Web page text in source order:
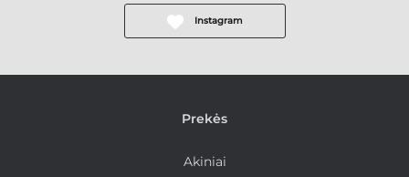
Instagram
Prekės
Akiniai